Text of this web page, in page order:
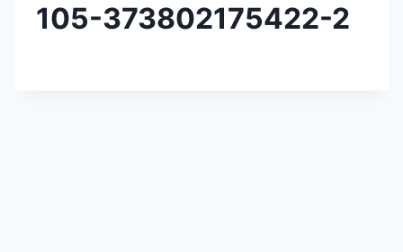
105-373802175422-2